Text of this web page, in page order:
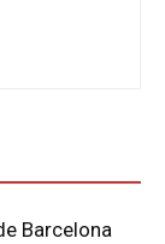
Barcelona